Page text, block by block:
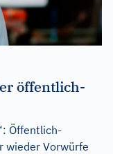
öffentlich-
Öffentlich-
wieder Vorwürfe